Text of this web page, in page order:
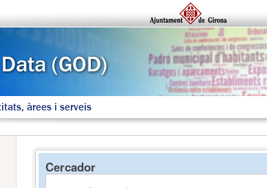
àrees i serveis
Cercador